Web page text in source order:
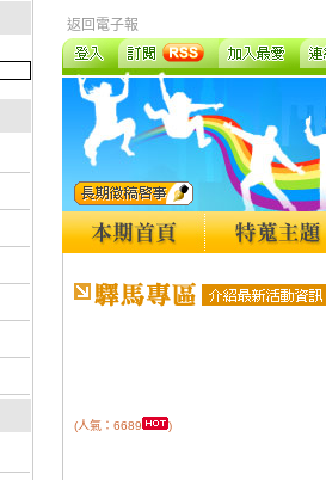
返回電子報
(人氣：6689 )